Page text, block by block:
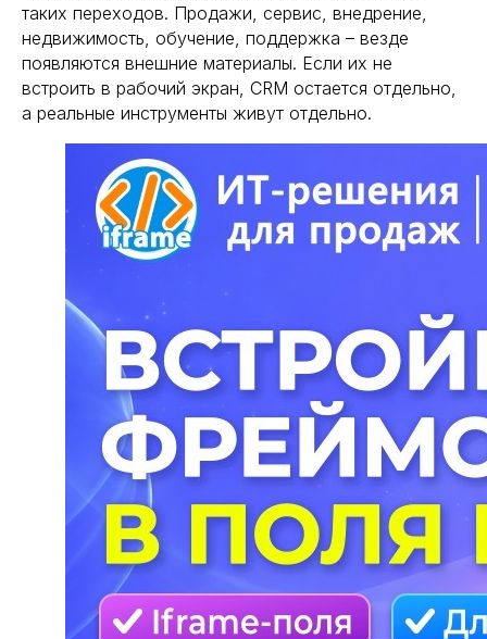
таких переходов. Продажи, сервис, внедрение,
недвижимость, обучение, поддержка – везде
появляются внешние материалы. Если их не
встроить в рабочий экран, CRM остается отдельно,
а реальные инструменты живут отдельно.